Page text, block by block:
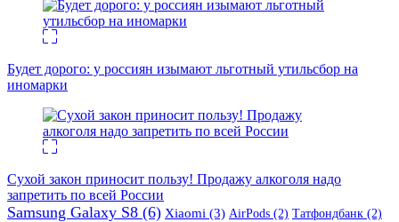
Будет дорого: у россиян изымают льготный утильсбор на
иномарки
Сухой закон приносит пользу! Продажу алкоголя надо
запретить по всей России
Samsung Galaxy S8 (6) Xiaomi (3) AirPods (2) Татфондбанк (2)